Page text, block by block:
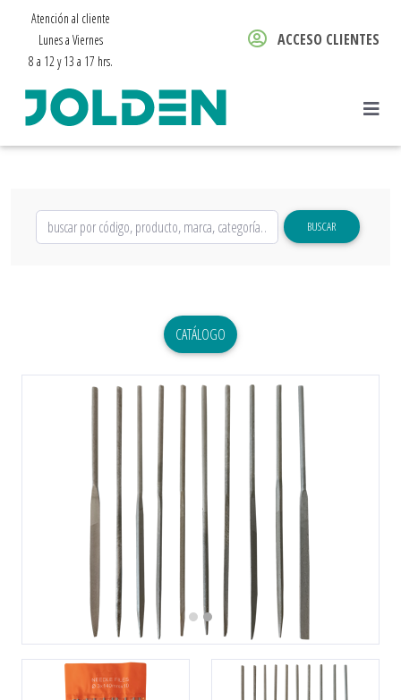
Atención al cliente
Lunes a Viernes
8 a 12 y 13 a 17 hrs.
ACCESO CLIENTES
BUSCAR
CATÁLOGO